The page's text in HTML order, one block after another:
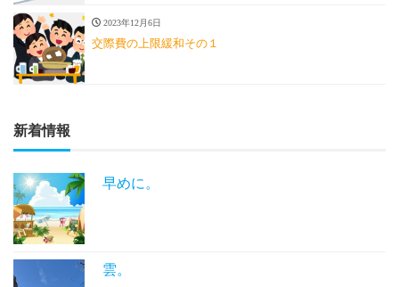
2023年12月6日
交際費の上限緩和その１
新着情報
早めに。
雲。